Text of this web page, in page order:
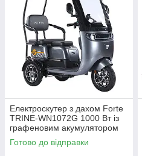
Електроскутер з дахом Forte
TRINE-WN1072G 1000 Вт із
графеновим акумулятором
72В/20А·год електроскутер
для передмістя
Готово до відправки